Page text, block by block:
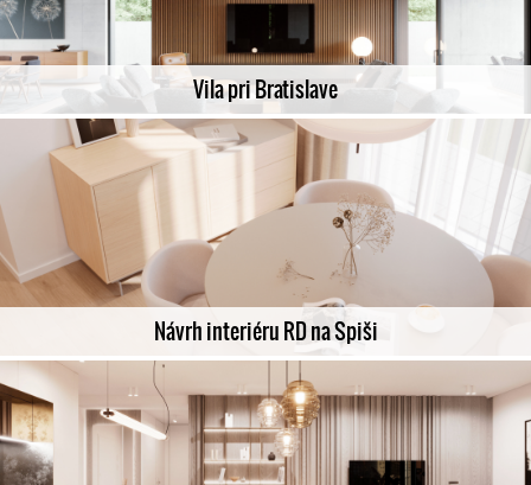
Vila pri Bratislave
Návrh interiéru RD na Spiši